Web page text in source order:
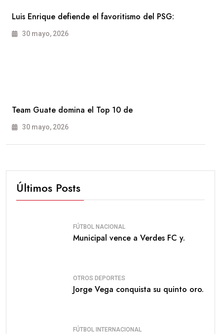
Luis Enrique defiende el favoritismo del PSG:
30 mayo, 2026
Team Guate domina el Top 10 de
30 mayo, 2026
Últimos Posts
FÚTBOL NACIONAL
Municipal vence a Verdes FC y.
OTROS DEPORTES
Jorge Vega conquista su quinto oro.
FÚTBOL INTERNACIONAL